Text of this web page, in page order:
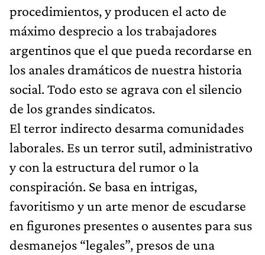
procedimientos, y producen el acto de
máximo desprecio a los trabajadores
argentinos que el que pueda recordarse en
los anales dramáticos de nuestra historia
social. Todo esto se agrava con el silencio
de los grandes sindicatos.
El terror indirecto desarma comunidades
laborales. Es un terror sutil, administrativo
y con la estructura del rumor o la
conspiración. Se basa en intrigas,
favoritismo y un arte menor de escudarse
en figurones presentes o ausentes para sus
desmanejos “legales”, presos de una